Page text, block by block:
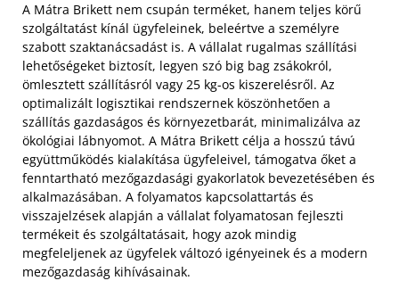
A Mátra Brikett nem csupán terméket, hanem teljes körű
szolgáltatást kínál ügyfeleinek, beleértve a személyre
szabott szaktanácsadást is. A vállalat rugalmas szállítási
lehetőségeket biztosít, legyen szó big bag zsákokról,
ömlesztett szállításról vagy 25 kg-os kiszerelésről. Az
optimalizált logisztikai rendszernek köszönhetően a
szállítás gazdaságos és környezetbarát, minimalizálva az
ökológiai lábnyomot. A Mátra Brikett célja a hosszú távú
együttműködés kialakítása ügyfeleivel, támogatva őket a
fenntartható mezőgazdasági gyakorlatok bevezetésében és
alkalmazásában. A folyamatos kapcsolattartás és
visszajelzések alapján a vállalat folyamatosan fejleszti
termékeit és szolgáltatásait, hogy azok mindig
megfeleljenek az ügyfelek változó igényeinek és a modern
mezőgazdaság kihívásainak.